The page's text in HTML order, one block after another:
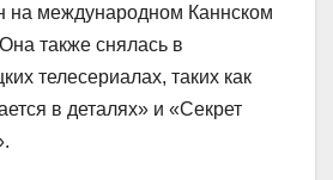
на международном Каннском
также снялась в
телесериалах, таких как
в деталях» и «Секрет